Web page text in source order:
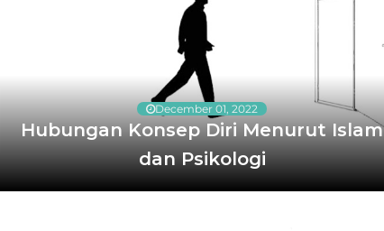
December 01, 2022
Hubungan Konsep Diri Menurut Islam
dan Psikologi